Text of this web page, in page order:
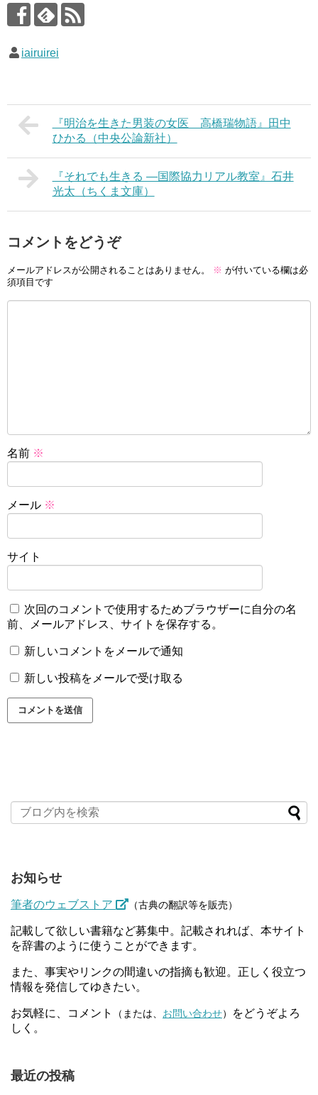
iairuirei
『明治を生きた男装の女医 高橋瑞物語』田中
ひかる（中央公論新社）
『それでも生きる ―国際協力リアル教室』石井
光太（ちくま文庫）
コメントをどうぞ
メールアドレスが公開されることはありません。 ※ が付いている欄は必
須項目です
名前 ※
メール ※
サイト
次回のコメントで使用するためブラウザーに自分の名
前、メールアドレス、サイトを保存する。
新しいコメントをメールで通知
新しい投稿をメールで受け取る
お知らせ
筆者のウェブストア （古典の翻訳等を販売）
記載して欲しい書籍など募集中。記載されれば、本サイト
を辞書のように使うことができます。
また、事実やリンクの間違いの指摘も歓迎。正しく役立つ
情報を発信してゆきたい。
お気軽に、コメント （または、 お問い合わせ）
をどうぞよろ
しく。
最近の投稿